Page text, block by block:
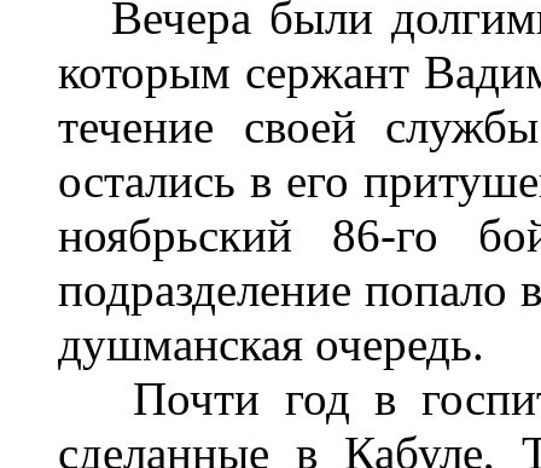
Вечера были
которым сержант
течение своей
остались в его
ноябрьский 86-го
подразделение
душманская очередь.
Почти год в
сделанные в Кабуле,